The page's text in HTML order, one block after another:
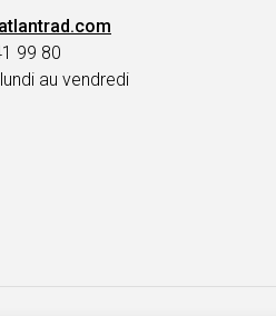
99 80
au vendredi